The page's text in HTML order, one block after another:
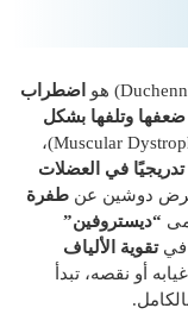
اضطراب
ضعفها وتلفها بشكل
(Muscular Dystrophy)،
في العضلات
مرض دوشين عن طفرة
“ديستروفين”
فيتقوية الألياف
أو نقصه، تبدأ